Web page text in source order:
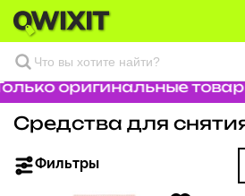
оригинальные товары
Средства для
Фильтры